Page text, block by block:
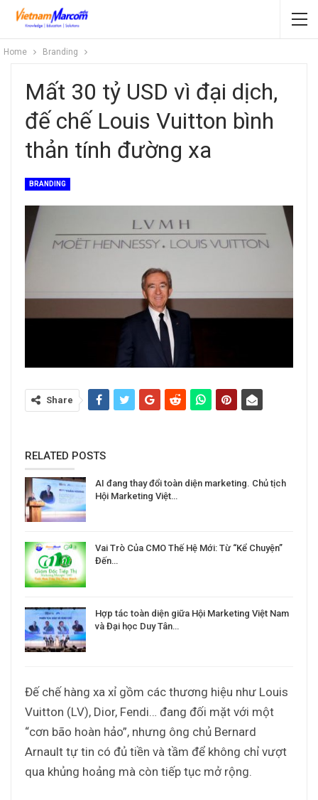
Home Branding
Mất 30 tỷ USD vì đại dịch,
đế chế Louis Vuitton bình
thản tính đường xa
BRANDING
Share
RELATED POSTS
AI đang thay đổi toàn diện marketing. Chủ tịch
Hội Marketing Việt…
Vai Trò Của CMO Thế Hệ Mới: Từ “Kể Chuyện”
Đến…
Hợp tác toàn diện giữa Hội Marketing Việt Nam
và Đại học Duy Tân…
Đế chế hàng xa xỉ gồm các thương hiệu như Louis
Vuitton (LV), Dior, Fendi… đang đối mặt với một
“cơn bão hoàn hảo”, nhưng ông chủ Bernard
Arnault tự tin có đủ tiền và tầm để không chỉ vượt
qua khủng hoảng mà còn tiếp tục mở rộng.